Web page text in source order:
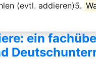
(evtl. addieren)5.
ein